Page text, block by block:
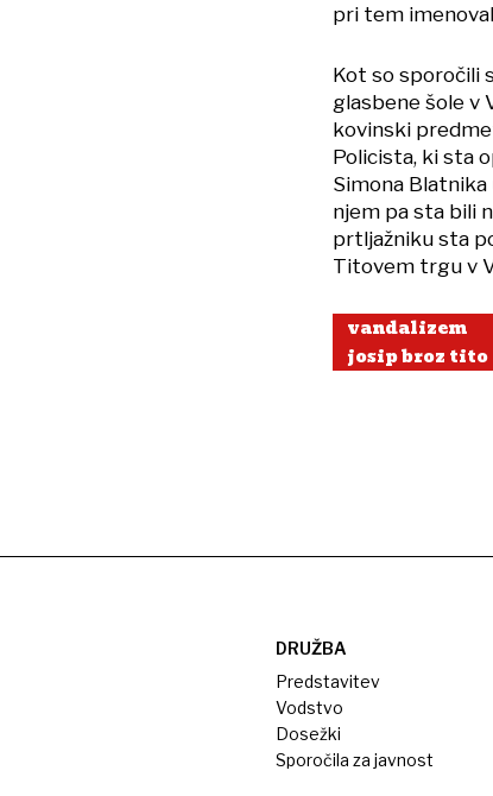
pri tem
Kot so sporočili
glasbene šole v
kovinski
Policista, ki sta
Simona
njem pa sta bili
prtljažniku sta
Titovem trgu v
vandalizem
josip broz tito
DRUŽBA
Predstavitev
Vodstvo
Dosežki
Sporočila za javnost